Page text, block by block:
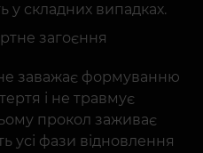
у складних випадках.
загоєння
заважає формуванню
і не травмує
прокол заживає
усі фази відновлення